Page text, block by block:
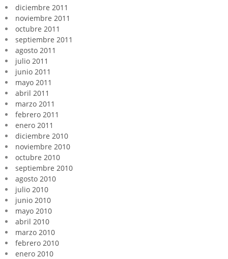
diciembre 2011
noviembre 2011
octubre 2011
septiembre 2011
agosto 2011
julio 2011
junio 2011
mayo 2011
abril 2011
marzo 2011
febrero 2011
enero 2011
diciembre 2010
noviembre 2010
octubre 2010
septiembre 2010
agosto 2010
julio 2010
junio 2010
mayo 2010
abril 2010
marzo 2010
febrero 2010
enero 2010